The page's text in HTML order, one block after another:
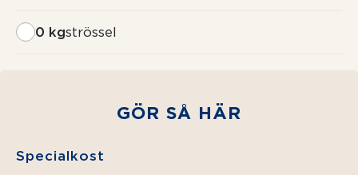
0 kgströssel
GÖR SÅ HÄR
Specialkost